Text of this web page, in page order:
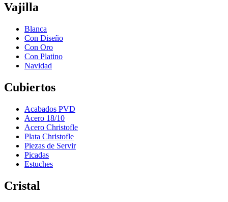
Vajilla
Blanca
Con Diseño
Con Oro
Con Platino
Navidad
Cubiertos
Acabados PVD
Acero 18/10
Acero Christofle
Plata Christofle
Piezas de Servir
Picadas
Estuches
Cristal